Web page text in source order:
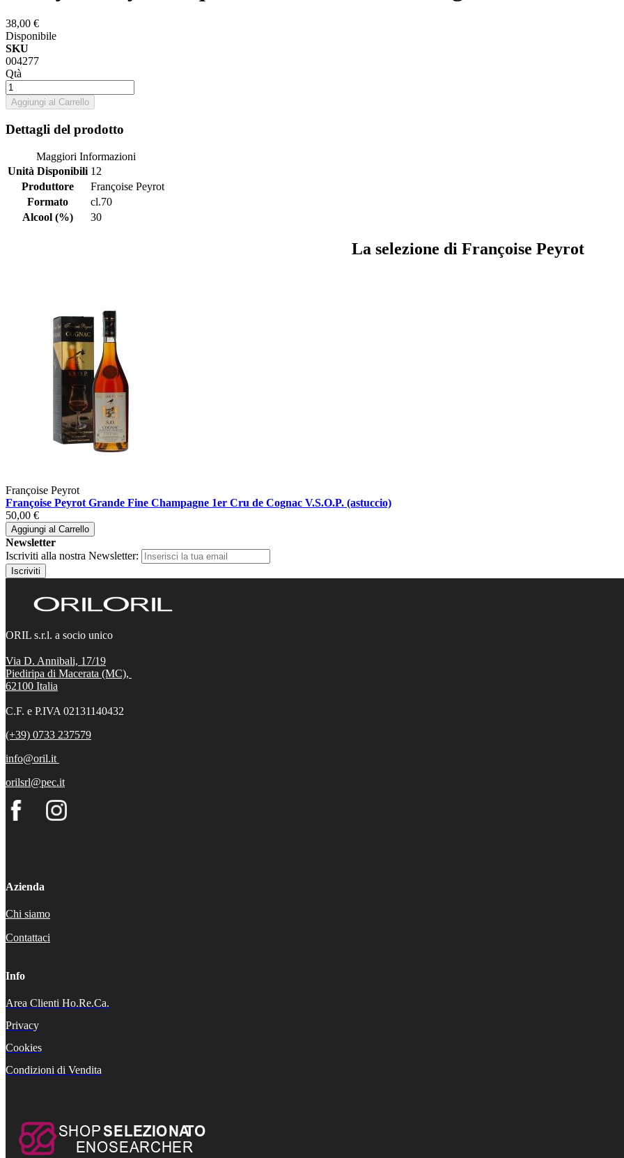
38,00 €
Disponibile
SKU
004277
Qtà
Aggiungi al Carrello
Dettagli del prodotto
Maggiori Informazioni
Unità Disponibili 12
Produttore
Françoise Peyrot
Formato
cl.70
Alcool (%)
30
La selezione di Françoise Peyrot
Françoise Peyrot
Françoise Peyrot Grande Fine Champagne 1er Cru de Cognac V.S.O.P. (astuccio)
50,00 €
Aggiungi al Carrello
Newsletter
Iscriviti alla nostra Newsletter:
Iscriviti
ORIL s.r.l. a socio unico
Via D. Annibali, 17/19
Piediripa di Macerata (MC),
62100 Italia
C.F. e P.IVA 02131140432
(+39) 0733 237579
info@oril.it
orilsrl@pec.it
Azienda
Chi siamo
Contattaci
Info
Area Clienti Ho.Re.Ca.
Privacy
Cookies
Condizioni di Vendita